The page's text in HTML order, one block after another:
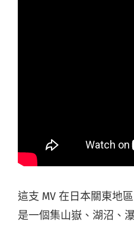
這支 MV 在日本關東地
是一個集山嶽、湖沼、